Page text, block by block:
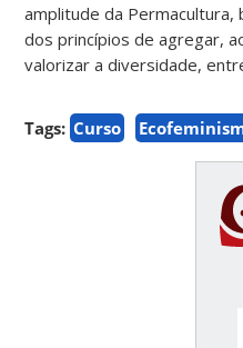
amplitude da Permacultura,
dos princípios de agregar,
valorizar a diversidade,
Tags: Curso